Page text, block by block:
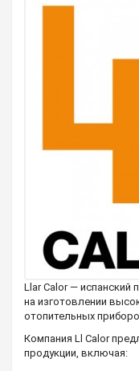
Llar Calor — испанский
на изготовлении
отопительных
Компания Ll Calor
продукции, включая: